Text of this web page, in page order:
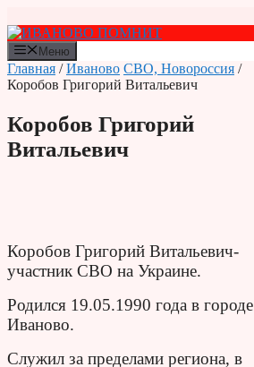
к
содержимому
Меню
Главная /Иваново СВО, Новороссия /
Коробов Григорий Витальевич
Коробов Григорий
Витальевич
Коробов Григорий Витальевич-
участник СВО на Украине.
Родился 19.05.1990 года в городе
Иваново.
Служил за пределами региона, в